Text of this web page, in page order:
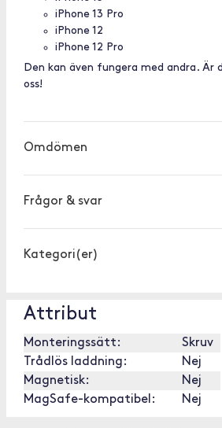
iPhone 13 Pro
iPhone 12
iPhone 12 Pro
Den kan även fungera med andra. Är
oss!
Omdömen
Frågor & svar
Kategori(er)
Attribut
Monteringssätt:
Skruv
Trådlös laddning:
Nej
Magnetisk:
Nej
MagSafe-kompatibel:
Nej